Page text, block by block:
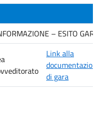
– ESITO
Link alla
documentazione
di gara